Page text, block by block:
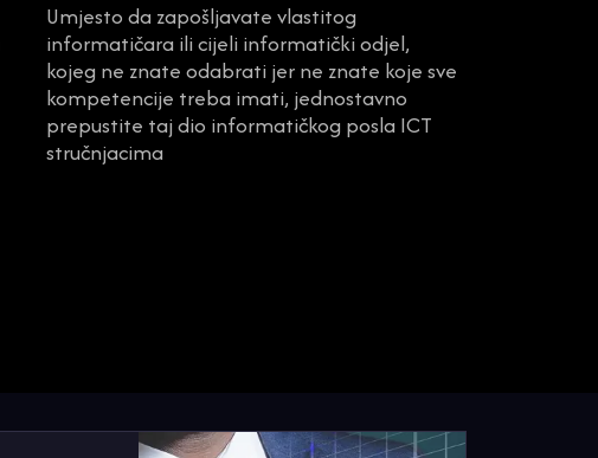
Umjesto da zapošljavate vlastitog
informatičara ili cijeli informatički odjel,
kojeg ne znate odabrati jer ne znate koje sve
kompetencije treba imati, jednostavno
prepustite taj dio informatičkog posla ICT
stručnjacima